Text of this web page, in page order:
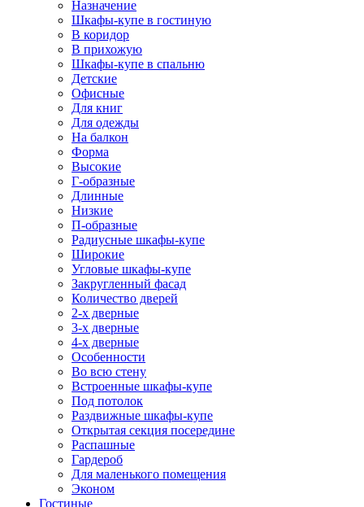
Назначение
Шкафы-купе в гостиную
В коридор
В прихожую
Шкафы-купе в спальню
Детские
Офисные
Для книг
Для одежды
На балкон
Форма
Высокие
Г-образные
Длинные
Низкие
П-образные
Радиусные шкафы-купе
Широкие
Угловые шкафы-купе
Закругленный фасад
Количество дверей
2-х дверные
3-х дверные
4-х дверные
Особенности
Во всю стену
Встроенные шкафы-купе
Под потолок
Раздвижные шкафы-купе
Открытая секция посередине
Распашные
Гардероб
Для маленького помещения
Эконом
Гостиные